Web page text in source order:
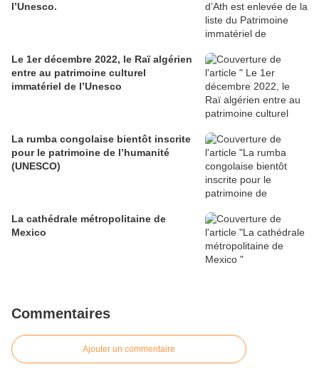
l’Unesco.
Le 1er décembre 2022, le Raï algérien
entre au patrimoine culturel
immatériel de l’Unesco
La rumba congolaise bientôt inscrite
pour le patrimoine de l’humanité
(UNESCO)
La cathédrale métropolitaine de
Mexico
Commentaires
Ajouter un commentaire